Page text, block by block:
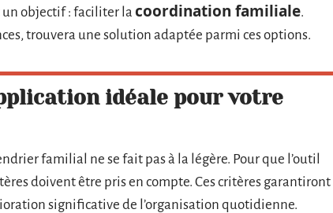
un objectif : faciliter la coordination familiale.
trouvera une solution adaptée parmi ces options.
idéale pour votre
familial ne se fait pas à la légère. Pour que l’outil
doivent être pris en compte. Ces critères garantiront
significative de l’organisation quotidienne.